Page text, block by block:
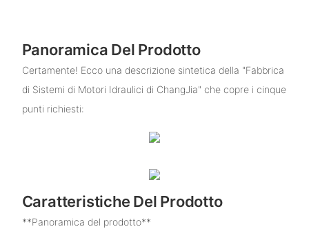
Panoramica Del Prodotto
Certamente! Ecco una descrizione sintetica della "Fabbrica
di Sistemi di Motori Idraulici di ChangJia" che copre i cinque
punti richiesti:
Caratteristiche Del Prodotto
**Panoramica del prodotto**